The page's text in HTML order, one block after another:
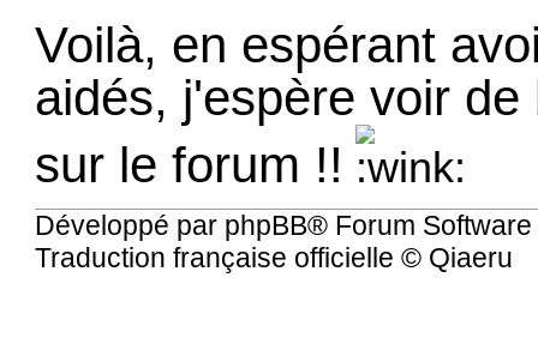
Voilà, en espérant
aidés, j'espère voir
sur le forum !!
Développé par phpBB® Forum
Traduction française officielle © Qiaeru